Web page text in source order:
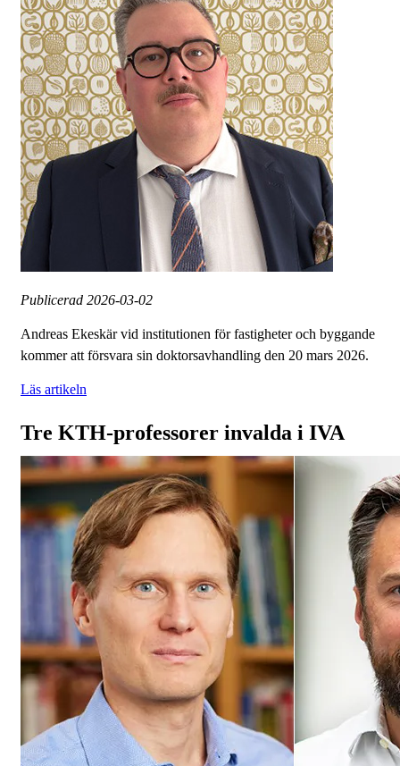
Publicerad 2026-03-02
Andreas Ekeskär vid institutionen för fastigheter och byggande
kommer att försvara sin doktorsavhandling den 20 mars 2026.
Läs artikeln
Tre KTH-professorer invalda i IVA